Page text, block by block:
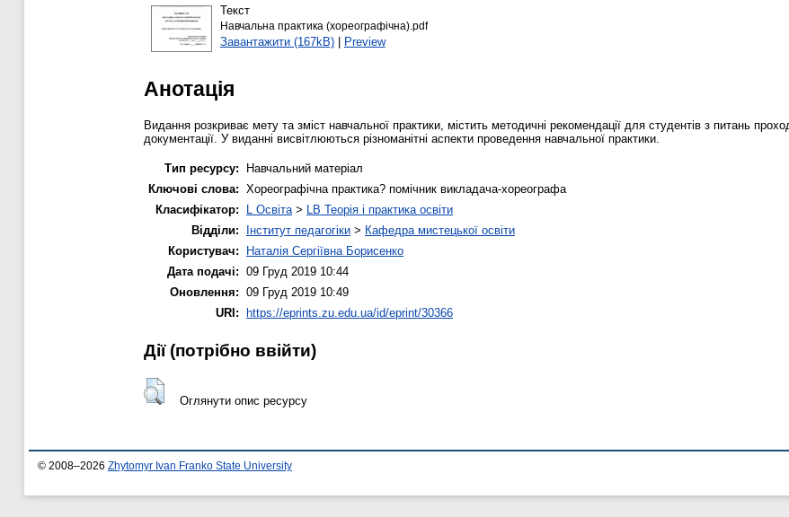
Текст
Навчальна практика (хореографічна).pdf
Завантажити (167kB)| Preview
Анотація
Видання розкриває мету та зміст навчальної практики, містить методичні рекомендації для студентів з питань
документації. У виданні висвітлюються різноманітні аспекти проведення навчальної практики.
Тип ресурсу:
Навчальний матеріал
Ключові слова: Хореографічна практика? помічник викладача-хореографа
Класифікатор:
L Освіта > LB Теорія і практика освіти
Відділи:
Інститут педагогіки > Кафедра мистецької освіти
Користувач:
Наталія Сергіївна Борисенко
Дата подачі: 09 Груд 2019 10:44
Оновлення: 09 Груд 2019 10:49
URI: https://eprints.zu.edu.ua/id/eprint/30366
Дії ​​(потрібно ввійти)
Оглянути опис ресурсу
© 2008–2026 Zhytomyr Ivan Franko State University